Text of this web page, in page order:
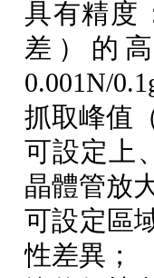
具有精度
差）的高
0.001N/
抓取峰值（
可設定上
晶體管放
可設定區
性差異；